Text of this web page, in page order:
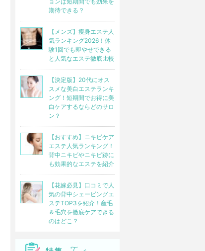
期待できる？
【メンズ】痩身エステ人
気ランキング2026！体
験1回でも即やせできる
と人気なエステ徹底比較
【決定版】20代にオス
スメな美白エステランキ
ング！短期間でお得に美
白ケアするならどのサロ
ン？
【おすすめ】ニキビケア
エステ人気ランキング！
背中ニキビやニキビ跡に
も効果的なエステを紹介
【花嫁必見】口コミで人
気の背中シェービングエ
ステTOP3を紹介！産毛
＆毛穴を徹底ケアできる
のはどこ？